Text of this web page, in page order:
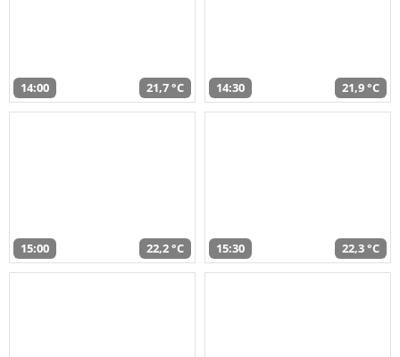
14:00 21,7 °C 14:30 21,9 °C
15:00 22,2 °C 15:30 22,3 °C